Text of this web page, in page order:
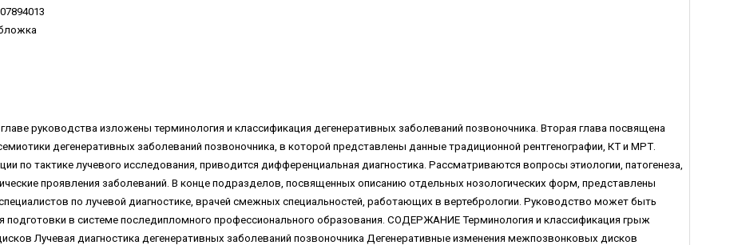
руководства изложены терминология и классификация дегенеративных заболеваний позвоночника. Вторая глава посвящена
дегенеративных заболеваний позвоночника, в которой представлены данные традиционной рентгенографии, КТ и МРТ.
по тактике лучевого исследования, приводится дифференциальная диагностика. Рассматриваются вопросы этиологии, патогенеза,
проявления заболеваний. В конце подразделов, посвященных описанию отдельных нозологических форм, представлены
по лучевой диагностике, врачей смежных специальностей, работающих в вертебрологии. Руководство может быть
подготовки в системе последипломного профессионального образования. СОДЕРЖАНИЕ Терминология и классификация грыж
Лучевая диагностика дегенеративных заболеваний позвоночника Дегенеративные изменения межпозвонковых дисков